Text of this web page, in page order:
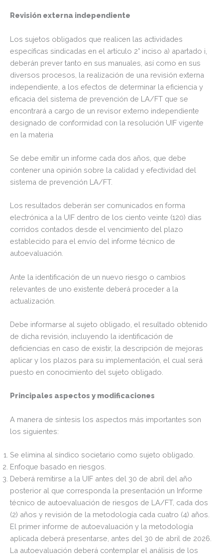
Revisión externa independiente
Los sujetos obligados que realicen las actividades
específicas sindicadas en el artículo 2° inciso a) apartado i,
deberán prever tanto en sus manuales, así como en sus
diversos procesos, la realización de una revisión externa
independiente, a los efectos de determinar la eficiencia y
eficacia del sistema de prevención de LA/FT que se
encontrará a cargo de un revisor externo independiente
designado de conformidad con la resolución UIF vigente
en la materia
Se debe emitir un informe cada dos años, que debe
contener una opinión sobre la calidad y efectividad del
sistema de prevención LA/FT.
Los resultados deberán ser comunicados en forma
electrónica a la UIF dentro de los ciento veinte (120) días
corridos contados desde el vencimiento del plazo
establecido para el envío del informe técnico de
autoevaluación.
Ante la identificación de un nuevo riesgo o cambios
relevantes de uno existente deberá proceder a la
actualización.
Debe informarse al sujeto obligado, el resultado obtenido
de dicha revisión, incluyendo la identificación de
deficiencias en caso de existir, la descripción de mejoras
aplicar y los plazos para su implementación, el cual será
puesto en conocimiento del sujeto obligado.
Principales aspectos y modificaciones
A manera de síntesis los aspectos más importantes son
los siguientes:
Se elimina al síndico societario como sujeto obligado.
Enfoque basado en riesgos.
Deberá remitirse a la UIF antes del 30 de abril del año
posterior al que corresponda la presentación un Informe
técnico de autoevaluación de riesgos de LA/FT, cada dos
(2) años y revisión de la metodología cada cuatro (4) años.
El primer informe de autoevaluación y la metodología
aplicada deberá presentarse, antes del 30 de abril de 2026.
La autoevaluación deberá contemplar el análisis de los